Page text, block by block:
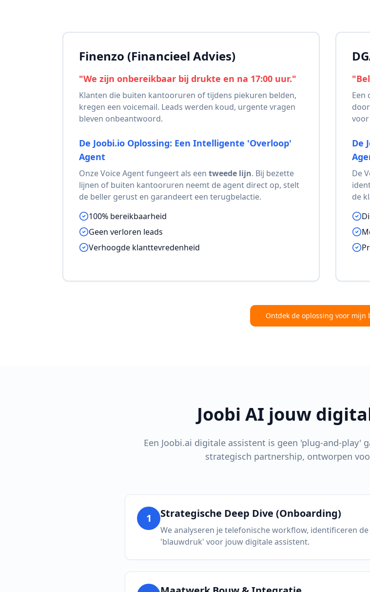
Finenzo (Financieel Advies)
"We zijn onbereikbaar bij drukte en na 17:00 uur."
Klanten die buiten kantooruren of tijdens piekuren belden,
kregen een voicemail. Leads werden koud, urgente vragen
bleven onbeantwoord.
De Joobi.io Oplossing: Een Intelligente 'Overloop'
Agent
Onze Voice Agent fungeert als een tweede lijn. Bij bezette
lijnen of buiten kantooruren neemt de agent direct op, stelt
de beller gerust en garandeert een terugbelactie.
100% bereikbaarheid
Geen verloren leads
Verhoogde klanttevredenheid
Een
De
De
de
Ontdek de oplossing voor mijn
Joobi AI jouw
Een Joobi.ai digitale assistent is geen 'plug-and-play'
strategisch partnership, ontworpen
1 Strategische Deep Dive (Onboarding)
We analyseren je telefonische workflow, identificeren
'blauwdruk' voor jouw digitale assistent.